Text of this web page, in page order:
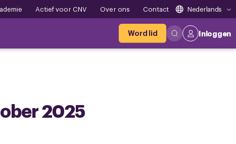
Actief voor CNV Over ons Contact Nederlands
Word lid Inloggen
2025